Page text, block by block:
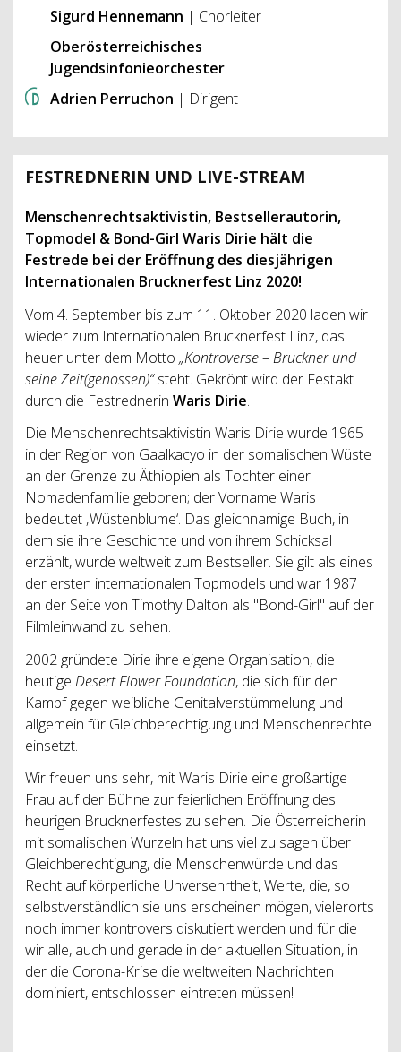
Sigurd Hennemann | Chorleiter
Oberösterreichisches
Jugendsinfonieorchester
Adrien Perruchon | Dirigent
FESTREDNERIN UND LIVE-STREAM
Menschenrechtsaktivistin, Bestsellerautorin,
Topmodel & Bond-Girl Waris Dirie hält die
Festrede bei der Eröffnung des diesjährigen
Internationalen Brucknerfest Linz 2020!
Vom 4. September bis zum 11. Oktober 2020 laden wir
wieder zum Internationalen Brucknerfest Linz, das
heuer unter dem Motto „Kontroverse – Bruckner und
seine Zeit(genossen)“steht. Gekrönt wird der Festakt
durch die Festrednerin Waris Dirie.
Die Menschenrechtsaktivistin Waris Dirie wurde 1965
in der Region von Gaalkacyo in der somalischen Wüste
an der Grenze zu Äthiopien als Tochter einer
Nomadenfamilie geboren; der Vorname Waris
bedeutet ‚Wüstenblume‘. Das gleichnamige Buch, in
dem sie ihre Geschichte und von ihrem Schicksal
erzählt, wurde weltweit zum Bestseller. Sie gilt als eines
der ersten internationalen Topmodels und war 1987
an der Seite von Timothy Dalton als "Bond-Girl" auf der
Filmleinwand zu sehen.
2002 gründete Dirie ihre eigene Organisation, die
heutige Desert Flower Foundation, die sich für den
Kampf gegen weibliche Genitalverstümmelung und
allgemein für Gleichberechtigung und Menschenrechte
einsetzt.
Wir freuen uns sehr, mit Waris Dirie eine großartige
Frau auf der Bühne zur feierlichen Eröffnung des
heurigen Brucknerfestes zu sehen. Die Österreicherin
mit somalischen Wurzeln hat uns viel zu sagen über
Gleichberechtigung, die Menschenwürde und das
Recht auf körperliche Unversehrtheit, Werte, die, so
selbstverständlich sie uns erscheinen mögen, vielerorts
noch immer kontrovers diskutiert werden und für die
wir alle, auch und gerade in der aktuellen Situation, in
der die Corona-Krise die weltweiten Nachrichten
dominiert, entschlossen eintreten müssen!